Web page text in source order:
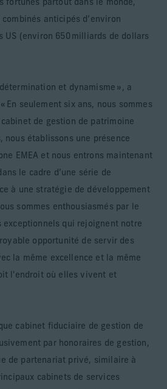
fortunés partout dans le monde,
anticipés d’environ
US (environ 650 milliards de dollars
et dynamisme », a
En seulement six ans, nous sommes
de gestion de patrimoine
nous établissons une présence
EMEA et nous entrons maintenant
le cadre d’une série de
à une stratégie de développement
sommes enthousiasmés par le
qui rejoignent notre
opportunité de servir des
la même excellence et la même
l'endroit où elles vivent et
cabinet fiduciaire de gestion de
par honoraires de gestion,
de partenariat privé, similaire à
cabinets de services